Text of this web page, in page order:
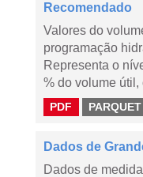
Recomendado
Valores do
programação
Representa o
% do volume útil,
PDF PARQUET
Dados de
Dados de